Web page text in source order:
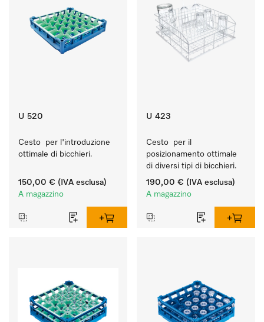
U 520
Cesto  per l'introduzione
ottimale di bicchieri.
150,00 € (IVA esclusa)
A magazzino
U 423
Cesto  per il
posizionamento ottimale
di diversi tipi di bicchieri.
190,00 € (IVA esclusa)
A magazzino